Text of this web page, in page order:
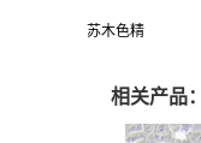
苏木色精
相关产品：